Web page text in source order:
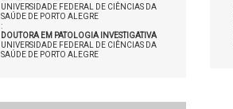
UNIVERSIDADE FEDERAL DE CIÊNCIAS DA
SAÚDE DE PORTO ALEGRE
:
DOUTORA EM PATOLOGIA INVESTIGATIVA
UNIVERSIDADE FEDERAL DE CIÊNCIAS DA
SAÚDE DE PORTO ALEGRE